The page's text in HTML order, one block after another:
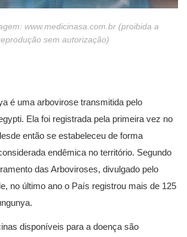
www.medicinasa.com.br (proibida a
sem autorização)
é uma arbovirose transmitida pelo
Ela foi registrada pela primeira vez no
então se estabeleceu de forma
endêmica no território. Segundo
das Arboviroses, divulgado pelo
no último ano o País registrou mais de 125
disponíveis para a doença são